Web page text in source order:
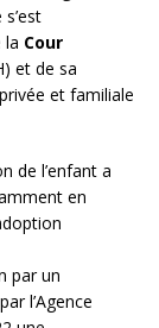
la Cour
et de sa
et familiale
de l’enfant a
en
par un
l’Agence